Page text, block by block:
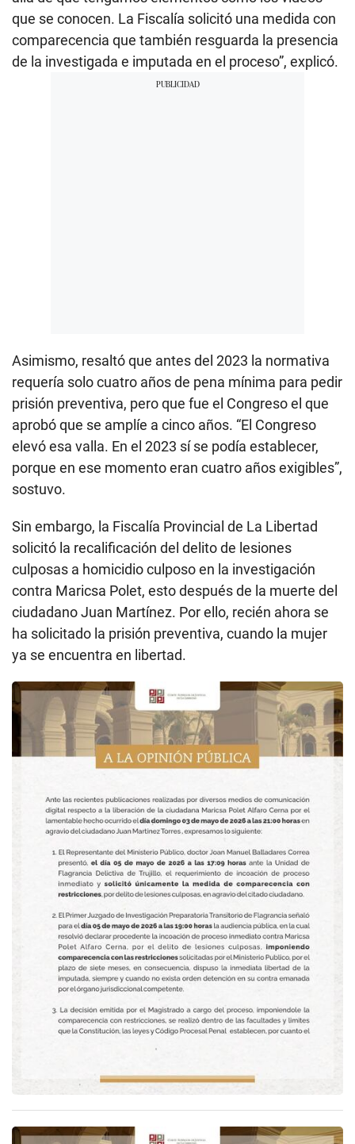
que se conocen. La Fiscalía solicitó una medida con
comparecencia que también resguarda la presencia
de la investigada e imputada en el proceso”, explicó.
Asimismo, resaltó que antes del 2023 la normativa
requería solo cuatro años de pena mínima para pedir
prisión preventiva, pero que fue el Congreso el que
aprobó que se amplíe a cinco años. “El Congreso
elevó esa valla. En el 2023 sí se podía establecer,
porque en ese momento eran cuatro años exigibles”,
sostuvo.
Sin embargo, la Fiscalía Provincial de La Libertad
solicitó la recalificación del delito de lesiones
culposas a homicidio culposo en la investigación
contra Maricsa Polet, esto después de la muerte del
ciudadano Juan Martínez. Por ello, recién ahora se
ha solicitado la prisión preventiva, cuando la mujer
ya se encuentra en libertad.